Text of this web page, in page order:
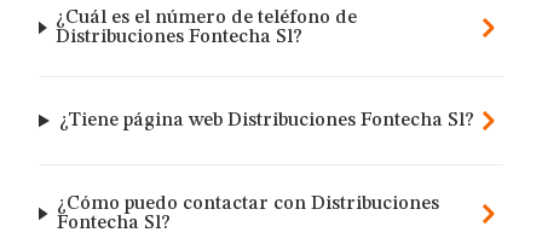
¿Cuál es el número de teléfono de
Distribuciones Fontecha Sl?
¿Tiene página web Distribuciones Fontecha Sl?
¿Cómo puedo contactar con Distribuciones
Fontecha Sl?